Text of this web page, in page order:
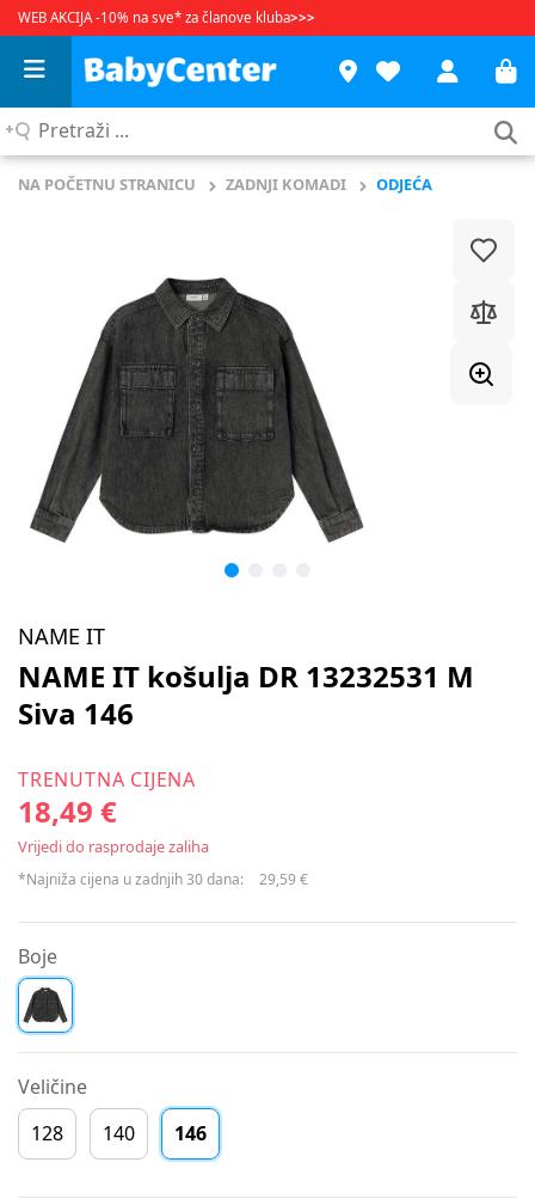
WEB AKCIJA -10% na sve* za članove kluba>>>
Pretraži
NA POČETNU STRANICU ZADNJI KOMADI ODJEĆA
NAME IT
NAME IT košulja DR 13232531 M
Siva 146
TRENUTNA CIJENA
18,49 €
Vrijedi do rasprodaje zaliha
*Najniža cijena u zadnjih 30 dana: 29,59 €
Boje
Veličine
128
140 146